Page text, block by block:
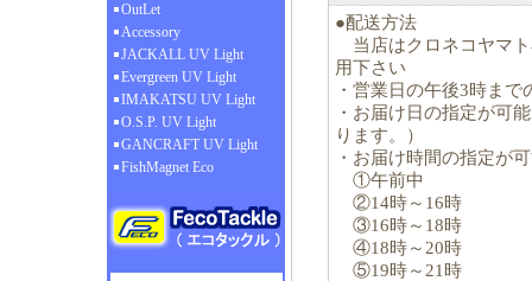
OutLet
Accessory
JACKALL UV Light
Evergreen UV Light
IMAKATSU UV Light
O.S.P. UV Light
GANCRAFT UV Light
FishMagnet Eco
●配送方法
当店はクロネコヤマ
用下さい
・営業日の午後3時ま
・お届け日の指定が可
ります。）
・お届け時間の指定が
①午前中
②14時～16時
③16時～18時
④18時～20時
⑤19時～21時